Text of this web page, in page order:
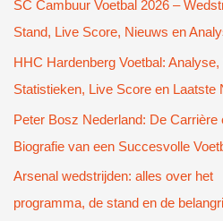
a
a
r
:
SC Cambuur Voetbal 2026 –
Stand, Live Score, Nieuws en
HHC Hardenberg Voetbal: Analyse,
Statistieken, Live Score en Laatste
Peter Bosz Nederland: De Carrière
Biografie van een Succesvolle
Arsenal wedstrijden: alles over het
programma, de stand en de